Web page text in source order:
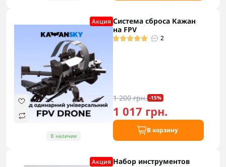
Акция
В наличии
Система сброса Кажан
на FPV
2
1 200 грн. -15%
1 017 грн.
В корзину
Акция Набор инструментов